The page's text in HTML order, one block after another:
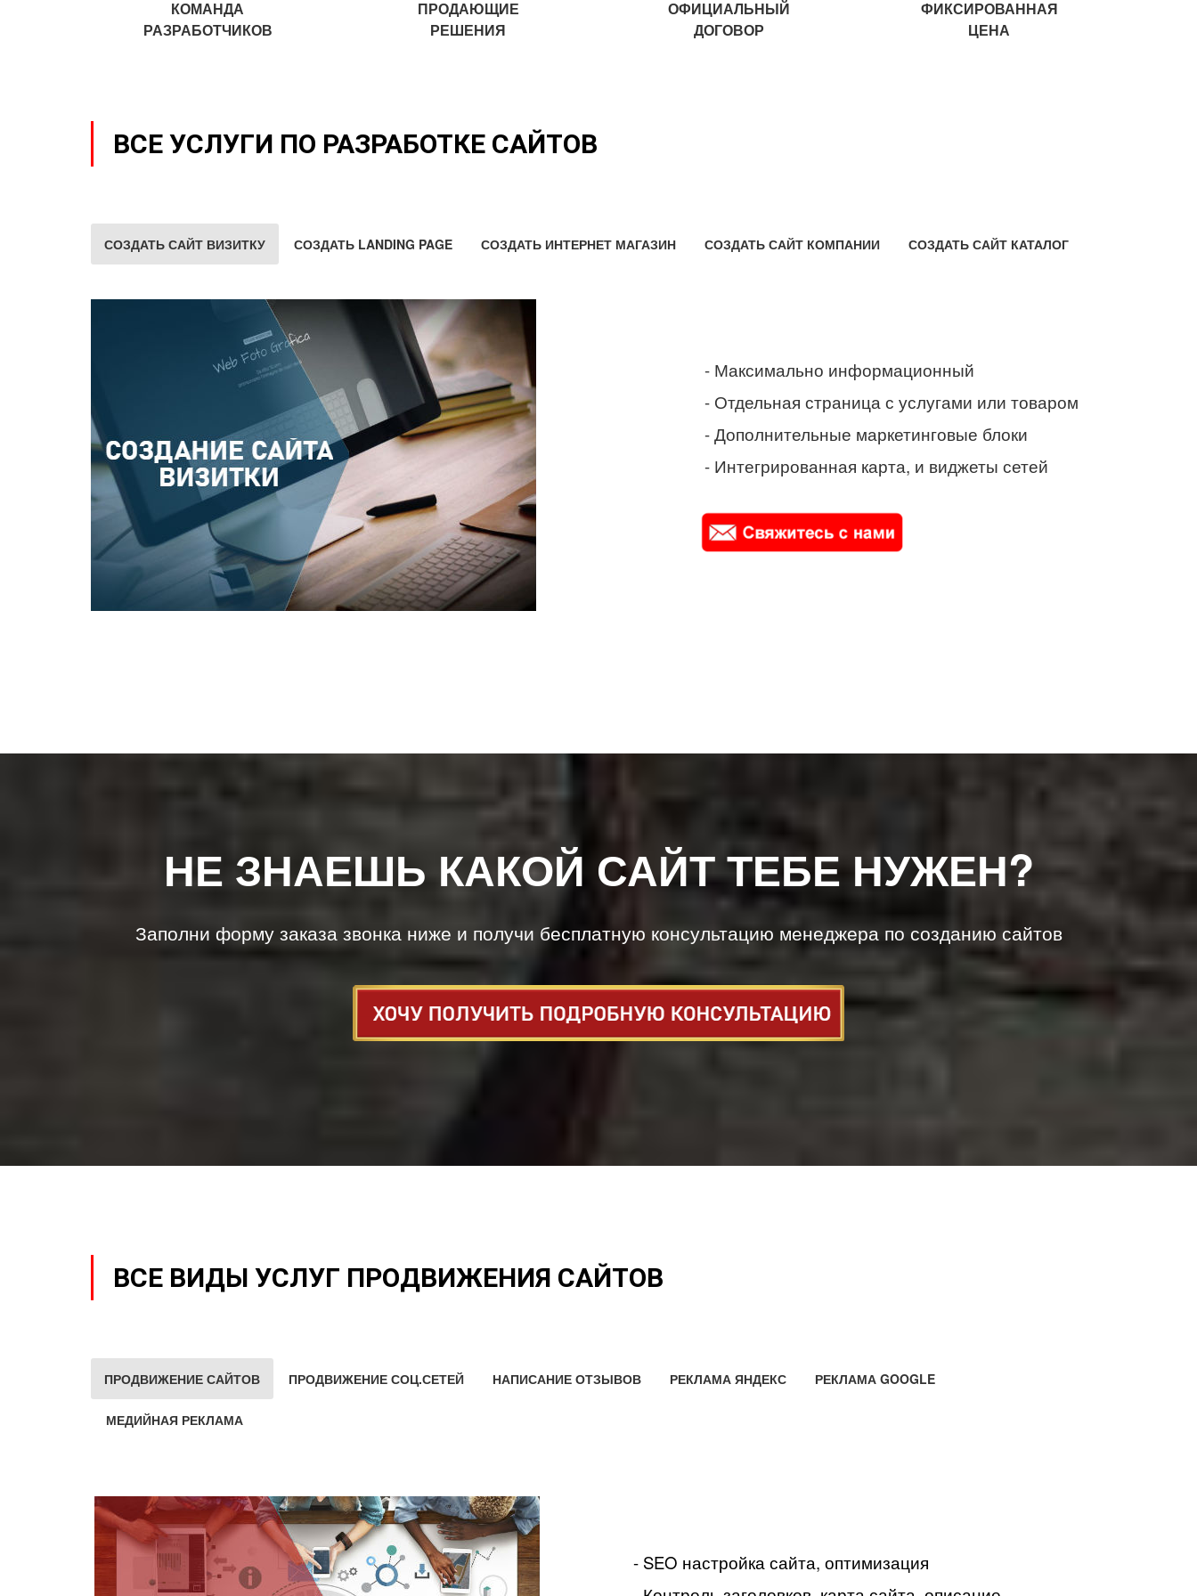
КОМАНДА
РАЗРАБОТЧИКОВ
ПРОДАЮЩИЕ
РЕШЕНИЯ
ОФИЦИАЛЬНЫЙ
ДОГОВОР
ФИКСИРОВАННАЯ
ЦЕНА
ВСЕ УСЛУГИ ПО РАЗРАБОТКЕ САЙТОВ
СОЗДАТЬ САЙТ ВИЗИТКУ СОЗДАТЬ LANDING PAGE СОЗДАТЬ ИНТЕРНЕТ МАГАЗИН СОЗДАТЬ САЙТ КОМПАНИИ СОЗДАТЬ САЙТ КАТАЛОГ
- Максимально информационный
- Отдельная страница с услугами или товаром
- Дополнительные маркетинговые блоки
- Интегрированная карта, и виджеты сетей
НЕ ЗНАЕШЬ КАКОЙ САЙТ ТЕБЕ НУЖЕН?
Заполни форму заказа звонка ниже и получи бесплатную консультацию менеджера по созданию сайтов
ВСЕ ВИДЫ УСЛУГ ПРОДВИЖЕНИЯ САЙТОВ
ПРОДВИЖЕНИЕ САЙТОВ ПРОДВИЖЕНИЕ СОЦ.СЕТЕЙ НАПИСАНИЕ ОТЗЫВОВ РЕКЛАМА ЯНДЕКС РЕКЛАМА GOOGLE
МЕДИЙНАЯ РЕКЛАМА
- SEO настройка сайта, оптимизация